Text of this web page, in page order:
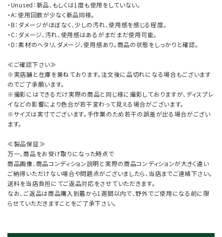
・Unused：新品、もしくは1度も使用をしていない。
・A：使用回数が少なく新品同様。
・B：ダメージがほぼなく、少しの汚れ、使用感を感じる程度。
・C：ダメージ、汚れ、使用感はあるがまだまだ使用可能。
・D：素材のヘタリ、ダメージ、使用感あり。商品の状態をしっかりと確認。
≪ご確認下さい≫
※実店舗と在庫を兼ねております。注文後に品切れになる場合もございます
のでご了承願います。
※撮影にはできるだけ実際の商品と同じ様に撮影しておりますが、ディスプレ
イなどの影響により色合が若干変わって見える場合がございます。
※サイズは実寸でございます。手作業のため若干の誤差が出る場合がござい
ます。
≪製品保証≫
万一、商品をお受け取りになった時点で
商品画像、商品コンディション説明と実際の商品コンディションが大きく違い
ご納得いただけない場合や問題点がございましたら、当店までご連絡下さい。
送料を当店負担にてご返品対応をさせていただきます。
なお、ご返品は商品購入到着から1週間以内で、野外でご使用になる前に限
らせていただきますことをご了承下さい。